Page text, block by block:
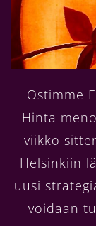
Ostimme
Hinta
viikko
Helsinkiin
uusi
voidaan